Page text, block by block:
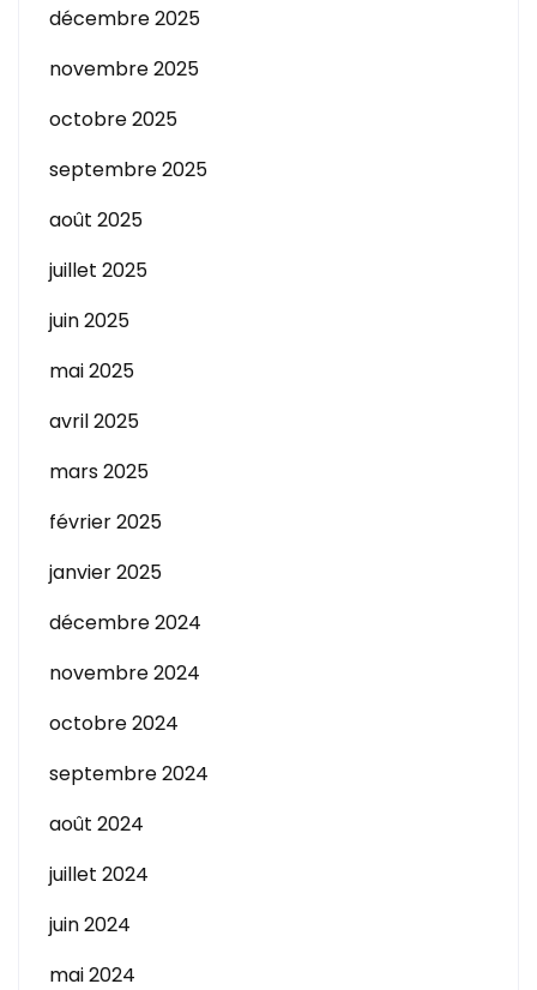
décembre 2025
novembre 2025
octobre 2025
septembre 2025
août 2025
juillet 2025
juin 2025
mai 2025
avril 2025
mars 2025
février 2025
janvier 2025
décembre 2024
novembre 2024
octobre 2024
septembre 2024
août 2024
juillet 2024
juin 2024
mai 2024